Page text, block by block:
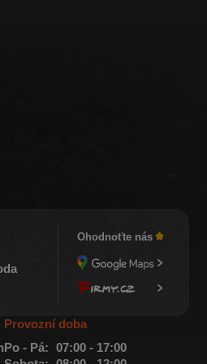
Ohodnoťte nás
Provozní doba
Po - Pá:
07:00 - 17:00